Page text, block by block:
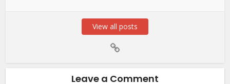
View all posts
Leave a Comment